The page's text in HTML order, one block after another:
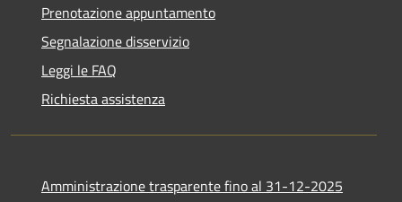
Prenotazione appuntamento
Segnalazione disservizio
Leggi le FAQ
Richiesta assistenza
Amministrazione trasparente fino al 31-12-2025